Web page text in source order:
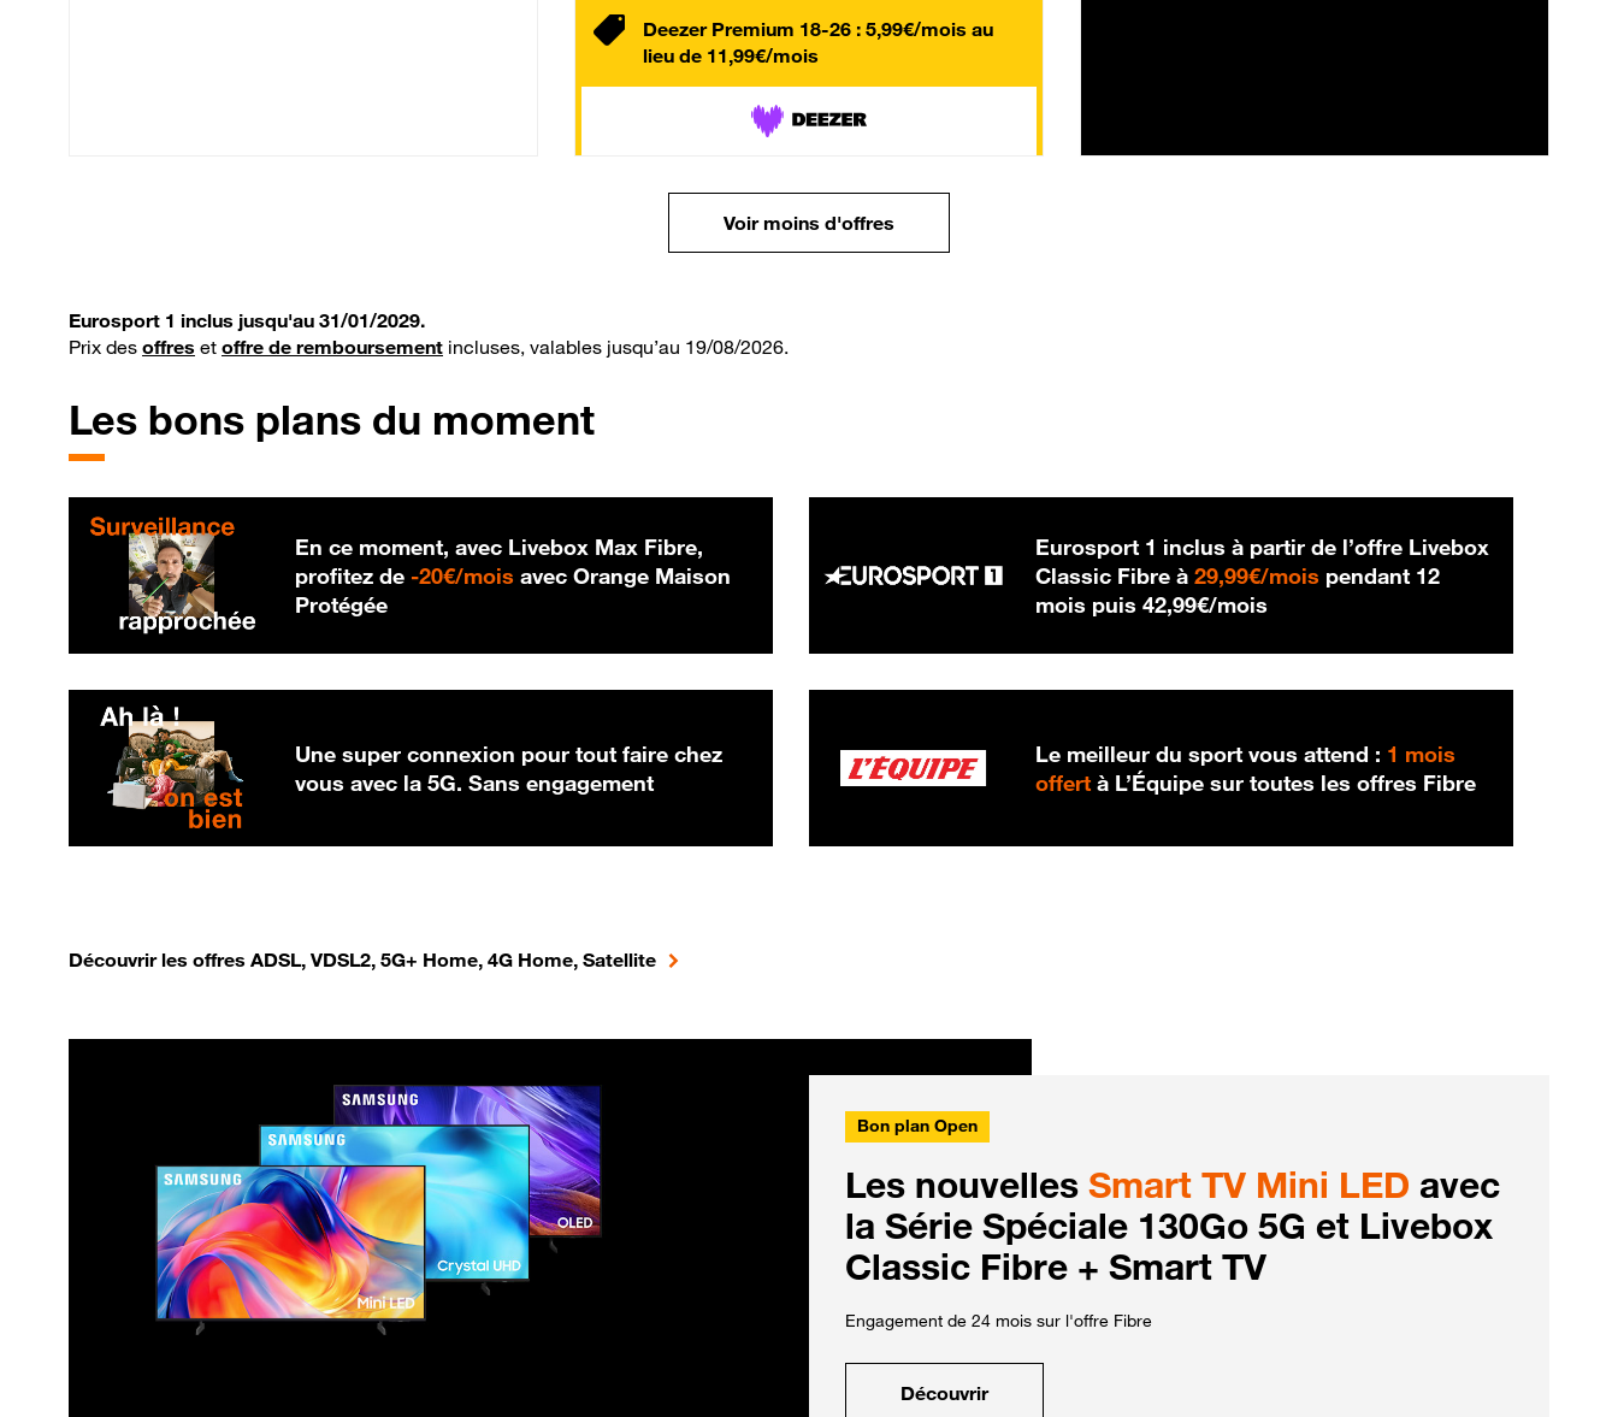
Deezer Premium 18-26 : 5,99€/mois au
lieu de 11,99€/mois
Voir moins d'offres
Eurosport 1 inclus jusqu'au 31/01/2029.
Prix des offres et offre de remboursement incluses, valables jusqu’au 19/08/2026.
Les bons plans du moment
En ce moment, avec Livebox Max Fibre,
profitez de -20€/mois 20 € par mois
avec Orange Maison
Protégée
Eurosport 1 inclus à partir de l’offre Livebox
Classic Fibre à29,99€/mois 29,99 € par mois
pendant 12
mois puis42,99€/mois
Une super connexion pour tout faire chez
vous avec la 5G. Sans engagement
Le meilleur du sport vous attend : 1 mois
offert à L’Équipe sur toutes les offres Fibre
Découvrir les offres ADSL, VDSL2, 5G+ Home, 4G Home, Satellite
Bon plan Open
Les nouvelles Smart TV Mini LED avec
la Série Spéciale 130Go 5G et Livebox
Classic Fibre + Smart TV
Engagement de 24 mois sur l'offre Fibre
Découvrir